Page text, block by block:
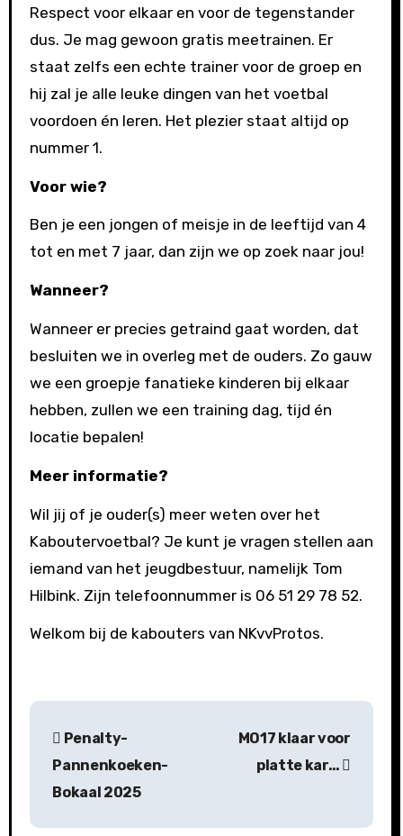
Respect voor elkaar en voor de tegenstander
dus. Je mag gewoon gratis meetrainen. Er
staat zelfs een echte trainer voor de groep en
hij zal je alle leuke dingen van het voetbal
voordoen én leren. Het plezier staat altijd op
nummer 1.
Voor wie?
Ben je een jongen of meisje in de leeftijd van 4
tot en met 7 jaar, dan zijn we op zoek naar jou!
Wanneer?
Wanneer er precies getraind gaat worden, dat
besluiten we in overleg met de ouders. Zo gauw
we een groepje fanatieke kinderen bij elkaar
hebben, zullen we een training dag, tijd én
locatie bepalen!
Meer informatie?
Wil jij of je ouder(s) meer weten over het
Kaboutervoetbal? Je kunt je vragen stellen aan
iemand van het jeugdbestuur, namelijk Tom
Hilbink. Zijn telefoonnummer is 06 51 29 78 52.
Welkom bij de kabouters van NKvvProtos.
B
Penalty-
Pannenkoeken-
Bokaal 2025
MO17 klaar voor
platte kar…